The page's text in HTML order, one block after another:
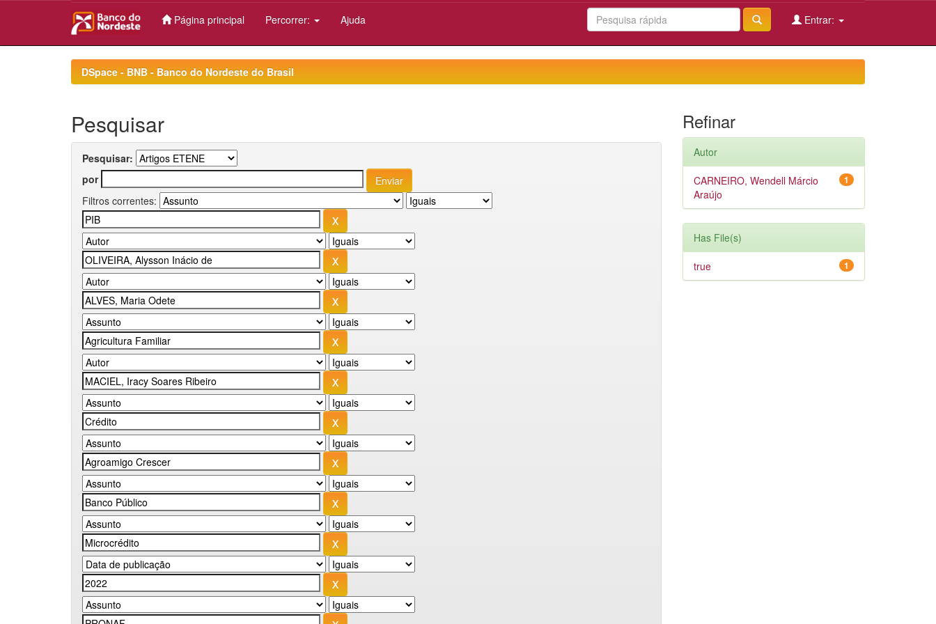
Página principal Percorrer: Ajuda Entrar:
DSpace - BNB - Banco do Nordeste do Brasil
Pesquisar
Pesquisar:
por
Filtros correntes:
Refinar
Autor
1
CARNEIRO, Wendell Márcio
Araújo
Has File(s)
1
true